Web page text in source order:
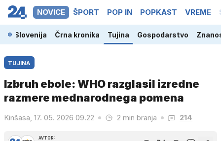
NOVICE ŠPORT POP IN POPKAST VREME
Slovenija Črna kronika Tujina Gospodarstvo
TUJINA
Izbruh ebole: WHO razglasil izredne
razmere mednarodnega pomena
Kinšasa, 17. 05. 2026 09.22 2 min branja 214
AVTOR: